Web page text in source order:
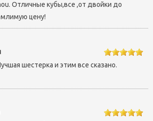
Отличные кубы,все ,от двойки до
цену!
шестерка и этим все сказано.